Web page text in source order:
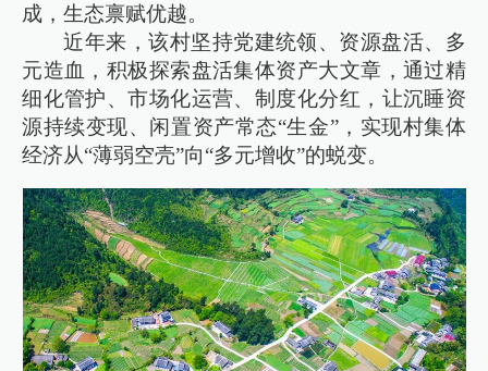
成，生态禀赋优越。
近年来，该村坚持党建统领、资源盘活、多
元造血，积极探索盘活集体资产大文章，通过精
细化管护、市场化运营、制度化分红，让沉睡资
源持续变现、闲置资产常态“生金”，实现村集体
经济从“薄弱空壳”向“多元增收”的蜕变。